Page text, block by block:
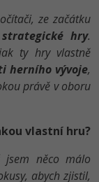
ze začátku
strategické hry.
ty hry vlastně
herního vývoje,
právě v oboru
vlastní hru?
něco málo
abych zjistil,